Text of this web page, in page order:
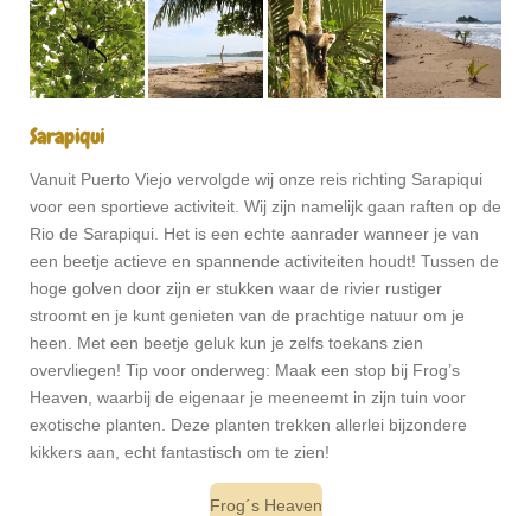
Sarapiqui
Vanuit Puerto Viejo vervolgde wij onze reis richting Sarapiqui
voor een sportieve activiteit. Wij zijn namelijk gaan raften op de
Rio de Sarapiqui. Het is een echte aanrader wanneer je van
een beetje actieve en spannende activiteiten houdt! Tussen de
hoge golven door zijn er stukken waar de rivier rustiger
stroomt en je kunt genieten van de prachtige natuur om je
heen. Met een beetje geluk kun je zelfs toekans zien
overvliegen! Tip voor onderweg: Maak een stop bij Frog’s
Heaven, waarbij de eigenaar je meeneemt in zijn tuin voor
exotische planten. Deze planten trekken allerlei bijzondere
kikkers aan, echt fantastisch om te zien!
Frog´s Heaven